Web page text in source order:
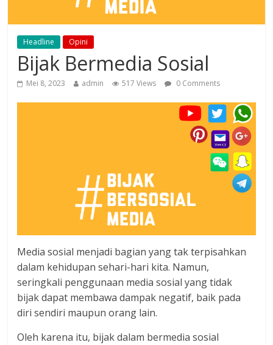
Headline Opini
Bijak Bermedia Sosial
Mei 8, 2023 admin 517 Views 0 Comments
Media sosial menjadi bagian yang tak terpisahkan
dalam kehidupan sehari-hari kita. Namun,
seringkali penggunaan media sosial yang tidak
bijak dapat membawa dampak negatif, baik pada
diri sendiri maupun orang lain.
Oleh karena itu, bijak dalam bermedia sosial